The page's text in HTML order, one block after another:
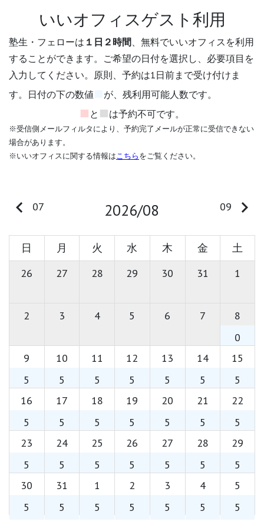
いいオフィスゲスト利用
塾生・フェローは １日２時間 、無料でいいオフィスを利用
することができます。ご希望の日付を選択し、必要項目を
入力してください。原則、予約は1日前まで受け付けま
す。日付の下の数値
が、残利用可能人数です。
■ と ■は予約不可です。
※受信側メールフィルタにより、予約完了メールが正常に受信できない
場合があります。
※いいオフィスに関する情報はこちらをご覧ください。
keyboard_arrow_left 07 2026/08 09 keyboard_arrow_right
日 月 火 水 木 金
土
26
27 28 29 30 31 1
2 3 4 5 6 7
8
0
9
5
10
5
11
5
12
5
13
5
14
5
15
5
16
5
17
5
18
5
19
5
20
5
21
5
22
5
23
5
24
5
25
5
26
5
27
5
28
5
29
5
30
5
31
5
1
5
2
5
3
5
4
5
5
5